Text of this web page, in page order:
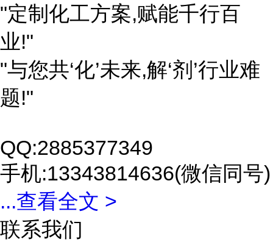
"定制化工方案,赋能千行百
业!"
"与您共‘化’未来,解‘剂’行业难
题!"
QQ:2885377349
手机:13343814636(微信同号)
...查看全文 >
联系我们